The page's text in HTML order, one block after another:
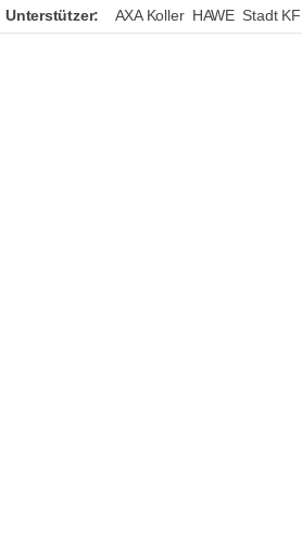
Unterstützer: AXA Koller HAWE Stadt KF